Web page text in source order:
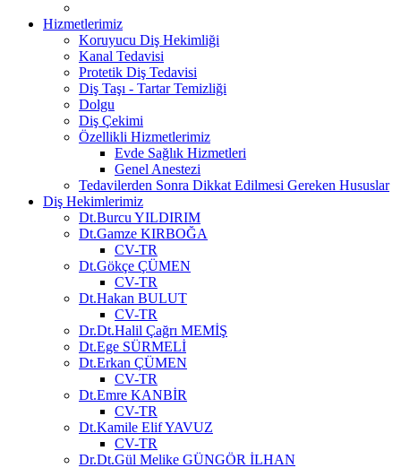
Hizmetlerimiz
Koruyucu Diş Hekimliği
Kanal Tedavisi
Protetik Diş Tedavisi
Diş Taşı - Tartar Temizliği
Dolgu
Diş Çekimi
Özellikli Hizmetlerimiz
Evde Sağlık Hizmetleri
Genel Anestezi
Tedavilerden Sonra Dikkat Edilmesi Gereken Hususlar
Diş Hekimlerimiz
Dt.Burcu YILDIRIM
Dt.Gamze KIRBOĞA
CV-TR
Dt.Gökçe ÇÜMEN
CV-TR
Dt.Hakan BULUT
CV-TR
Dr.Dt.Halil Çağrı MEMİŞ
Dt.Ege SÜRMELİ
Dt.Erkan ÇÜMEN
CV-TR
Dt.Emre KANBİR
CV-TR
Dt.Kamile Elif YAVUZ
CV-TR
Dr.Dt.Gül Melike GÜNGÖR İLHAN